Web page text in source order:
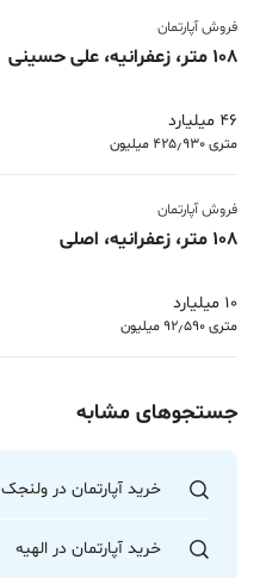
فروش آپارتمان
108 متر، زعفرانیه، علی حسینی
46 میلیارد
متری 425٫930 میلیون
فروش آپارتمان
108 متر، زعفرانیه، اصلی
10 میلیارد
متری 92٫590 میلیون
جستجوهای مشابه
خرید آپارتمان در ولنجک
خرید آپارتمان در الهیه